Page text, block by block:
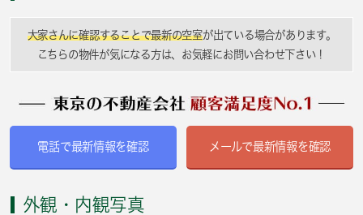
大家さんに確認することで最新の空室が出ている場合があります。
こちらの物件が気になる方は、お気軽にお問い合わせ下さい！
電話で最新情報を確認 メールで最新情報を確認
外観・内観写真